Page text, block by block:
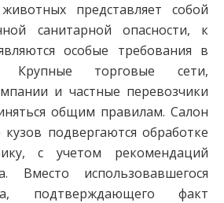
представляет собой
санитарной опасности, к
особые требования в
Крупные торговые сети,
и частные перевозчики
общим правилам. Салон
подвергаются обработке
с учетом рекомендаций
Вместо использовавшегося
подтверждающего факт